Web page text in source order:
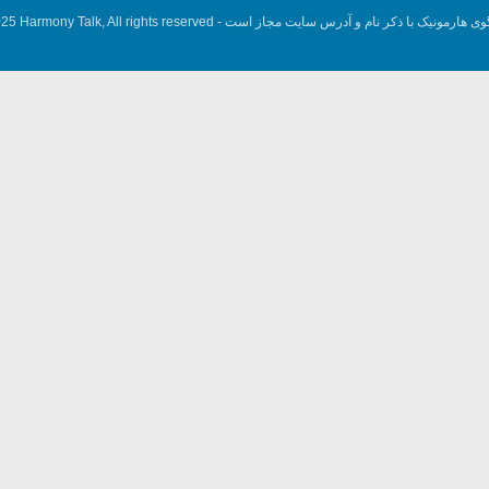
هارمونیک با ذکر نام و آدرس سایت مجاز است - Harmony Talk, All rights reserved.